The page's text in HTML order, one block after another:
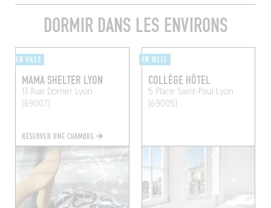
DORMIR DANS LES ENVIRONS
EN VILLE
MAMA SHELTER LYON
13 Rue Domer Lyon
(69007)
RÉSERVER UNE CHAMBRE
EN VILLE
COLLÈGE HÔTEL
5 Place Saint-Paul Lyon
(69005)